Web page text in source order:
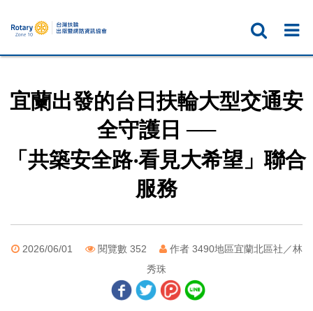
宜蘭出發的台日扶輪大型交通安
全守護日 ──
「共築安全路‧看見大希望」聯合
服務
2026/06/01 閱覽數 352
作者 3490地區宜蘭北區社／林
秀珠